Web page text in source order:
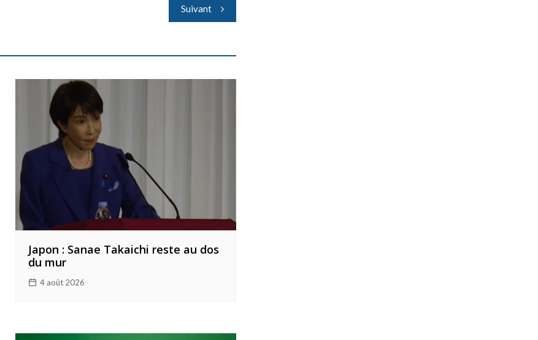
Suivant
Japon : Sanae Takaichi reste au dos
du mur
4 août 2026